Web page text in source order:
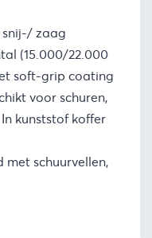
zaag
(15.000/22.000
soft-grip coating
voor schuren,
kunststof koffer
schuurvellen,